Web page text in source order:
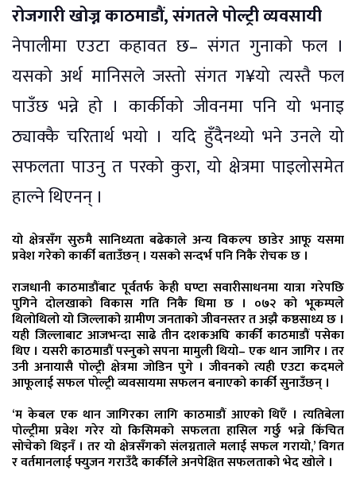
रोजगारी खोज्न काठमाडौं, संगतले पोल्ट्री व्यवसायी
नेपालीमा एउटा कहावत छ– संगत गुनाको फल ।
यसको अर्थ मानिसले जस्तो संगत ग¥यो त्यस्तै फल
पाउँछ भन्ने हो । कार्कीको जीवनमा पनि यो भनाइ
ठ्याक्कै चरितार्थ भयो । यदि हुँदैनथ्यो भने उनले यो
सफलता पाउनु त परको कुरा, यो क्षेत्रमा पाइलोसमेत
हाल्ने थिएनन् ।
यो क्षेत्रसँग सुरुमै सानिध्यता बढेकाले अन्य विकल्प छाडेर आफू यसमा
प्रवेश गरेको कार्की बताउँछन् । यसको सन्दर्भ पनि निकै रोचक छ ।
राजधानी काठमाडौंबाट पूर्वतर्फ केही घण्टा सवारीसाधनमा यात्रा गरेपछि
पुगिने दोलखाको विकास गति निकै धिमा छ । ०७२ को भूकम्पले
थिलोथिलो यो जिल्लाको ग्रामीण जनताको जीवनस्तर त अझै कष्ठसाध्य छ ।
यही जिल्लाबाट आजभन्दा साढे तीन दशकअघि कार्की काठमाडौं पसेका
थिए । यसरी काठमाडौं पस्नुको सपना मामुली थियो– एक थान जागिर । तर
उनी अनायासै पोल्ट्री क्षेत्रमा जोडिन पुगे । जीवनको त्यही एउटा कदमले
आफूलाई सफल पोल्ट्री व्यवसायमा सफलन बनाएको कार्की सुनाउँछन् ।
‘म केबल एक थान जागिरका लागि काठमाडौं आएको थिएँ । त्यतिबेला
पोल्ट्रीमा प्रवेश गरेर यो किसिमको सफलता हासिल गर्छु भन्ने किंचित
सोचेको थिइनँ । तर यो क्षेत्रसँगको संलग्नताले मलाई सफल गरायो,’ विगत
र वर्तमानलाई फ्युजन गराउँदै कार्कीले अनपेक्षित सफलताको भेद खोले ।